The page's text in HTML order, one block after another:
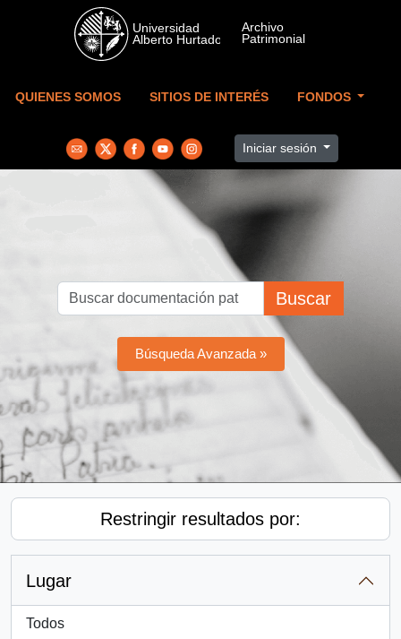
Skip to main content
QUIENES SOMOS SITIOS DE INTERÉS FONDOS
Iniciar sesión
Buscar
Búsqueda Avanzada »
Restringir resultados por:
Lugar
Todos